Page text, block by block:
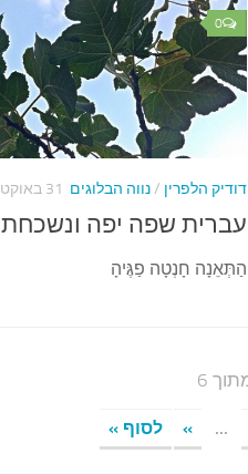
0
דודיק הלפרין /נווה הבלוגים 31 באוקטובר, 2016
עברית שפה יפה ונשכחת
הַתְּאֵנָה חָנְטָה פַגֶּיהָ
...
» לסוף »